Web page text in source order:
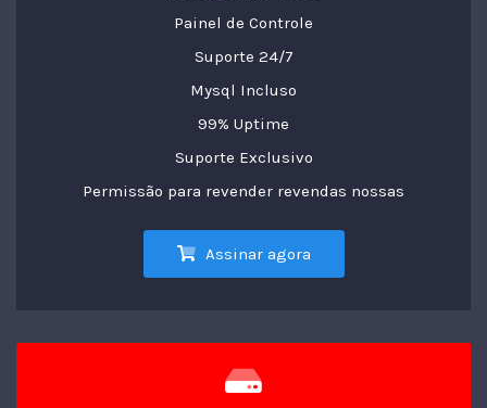
Painel de Controle
Suporte 24/7
Mysql Incluso
99% Uptime
Suporte Exclusivo
Permissão para revender revendas nossas
Assinar agora